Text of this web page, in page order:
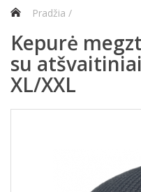
Pradžia
Kepurė
su
XL/XXL